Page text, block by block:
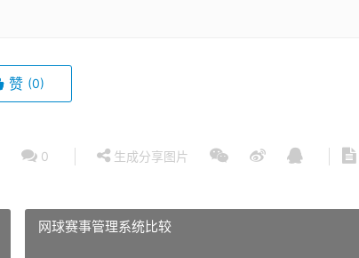
赞 (0)
0 生成分享图片
网球赛事管理系统比较